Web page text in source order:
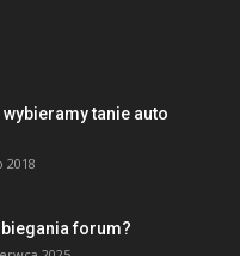
tanie auto
2018
forum?